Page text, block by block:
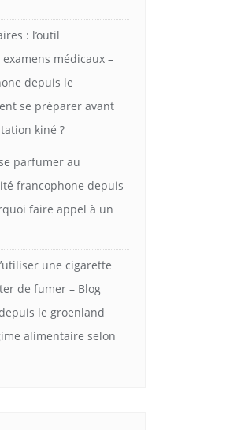
: l’outil
médicaux –
depuis le
se préparer avant
kiné ?
parfumer au
francophone depuis
faire appel à un
une cigarette
de fumer – Blog
le groenland
alimentaire selon